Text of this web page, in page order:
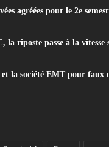
agréées pour le 2e
la riposte passe à la vitesse
la société EMT pour faux